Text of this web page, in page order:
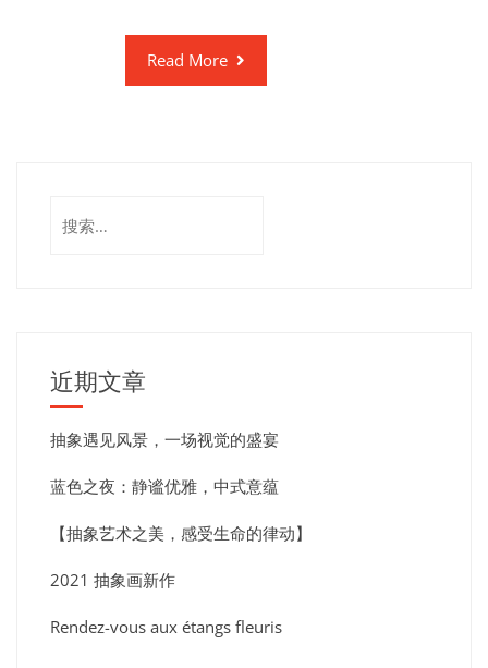
Read More
近期文章
抽象遇见风景，一场视觉的盛宴
蓝色之夜：静谧优雅，中式意蕴
【抽象艺术之美，感受生命的律动】
2021 抽象画新作
Rendez-vous aux étangs fleuris